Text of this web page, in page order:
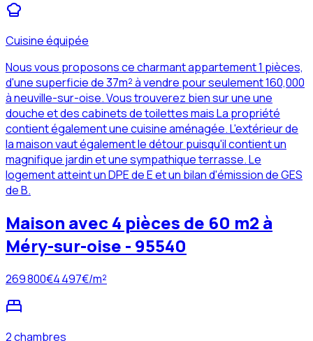
Cuisine équipée
Nous vous proposons ce charmant appartement 1 pièces,
d'une superficie de 37m² à vendre pour seulement 160,000
à neuville-sur-oise. Vous trouverez bien sur une une
douche et des cabinets de toilettes mais La propriété
contient également une cuisine aménagée. L'extérieur de
la maison vaut également le détour puisqu'il contient un
magnifique jardin et une sympathique terrasse. Le
logement atteint un DPE de E et un bilan d'émission de GES
de B.
Maison avec 4 pièces de 60 m2 à
Méry-sur-oise - 95540
269 800€4 497€/m²
2 chambres